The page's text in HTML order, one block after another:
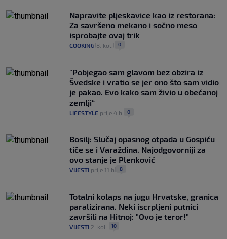
Napravite pljeskavice kao iz restorana:
Za savršeno mekano i sočno meso
isprobajte ovaj trik
COOKING 8. kol. 0
"Pobjegao sam glavom bez obzira iz
Švedske i vratio se jer ono što sam vidio
je pakao. Evo kako sam živio u obećanoj
zemlji“
LIFESTYLE prije 4 h 0
Bosilj: Slučaj opasnog otpada u Gospiću
tiče se i Varaždina. Najodgovorniji za
ovo stanje je Plenković
VIJESTI prije 11 h 8
Totalni kolaps na jugu Hrvatske, granica
paralizirana. Neki iscrpljeni putnici
završili na Hitnoj: "Ovo je teror!"
VIJESTI 2. kol. 10